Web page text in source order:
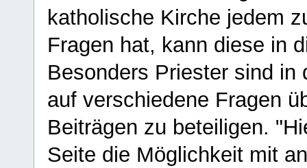
katholische Kirche jedem
Fragen hat, kann diese in
Besonders Priester sind in
auf verschiedene Fragen
Beiträgen zu beteiligen.
Seite die Möglichkeit mit